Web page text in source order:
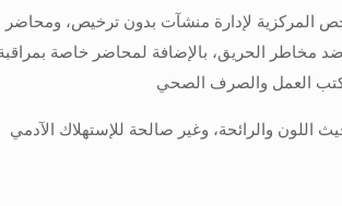
المركزية لإدارة منشآت بدون ترخيص، ومحاضر
مخاطر الحريق، بالإضافة لمحاضر خاصة
اللون والرائحة، وغير صالحة للإستهلاك الآدمي